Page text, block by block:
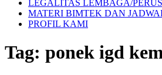
LEGALITAS LEMBAGA/
MATERI BIMTEK DAN
PROFIL KAMI
Tag: ponek igd